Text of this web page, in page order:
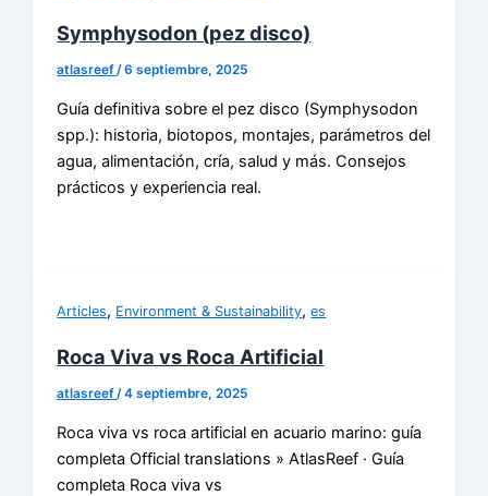
Symphysodon (pez disco)
atlasreef/6 septiembre, 2025
Guía definitiva sobre el pez disco (Symphysodon
spp.): historia, biotopos, montajes, parámetros del
agua, alimentación, cría, salud y más. Consejos
prácticos y experiencia real.
Articles, Environment & Sustainability,es
Roca Viva vs Roca Artificial
atlasreef/4 septiembre, 2025
Roca viva vs roca artificial en acuario marino: guía
completa Official translations » AtlasReef · Guía
completa Roca viva vs